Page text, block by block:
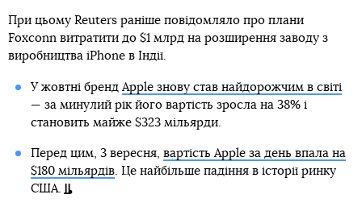
При цьому Reuters раніше повідомляло про плани
Foxconn витратити до $1 млрд на розширення заводу з
виробництва iPhone в Індії.
У жовтні бренд Apple знову став найдорожчим в світі
— за минулий рік його вартість зросла на 38% і
становить майже $323 мільярди.
Перед цим, 3 вересня, вартість Apple за день впала на
$180 мільярдів. Це найбільше падіння в історії ринку
США.